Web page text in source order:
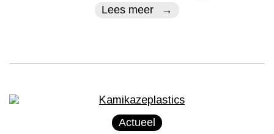
Lees meer
Actueel